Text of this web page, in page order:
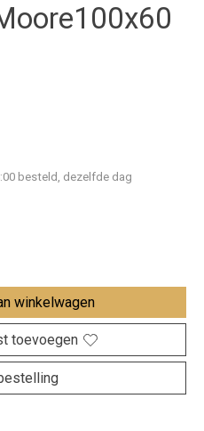
is
besteld, dezelfde dag
winkelwagen
toevoegen